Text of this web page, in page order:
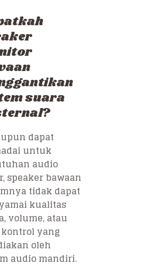
suara
dapat
untuk
audio
speaker bawaan
tidak dapat
kualitas
volume, atau
yang
oleh
audio mandiri.